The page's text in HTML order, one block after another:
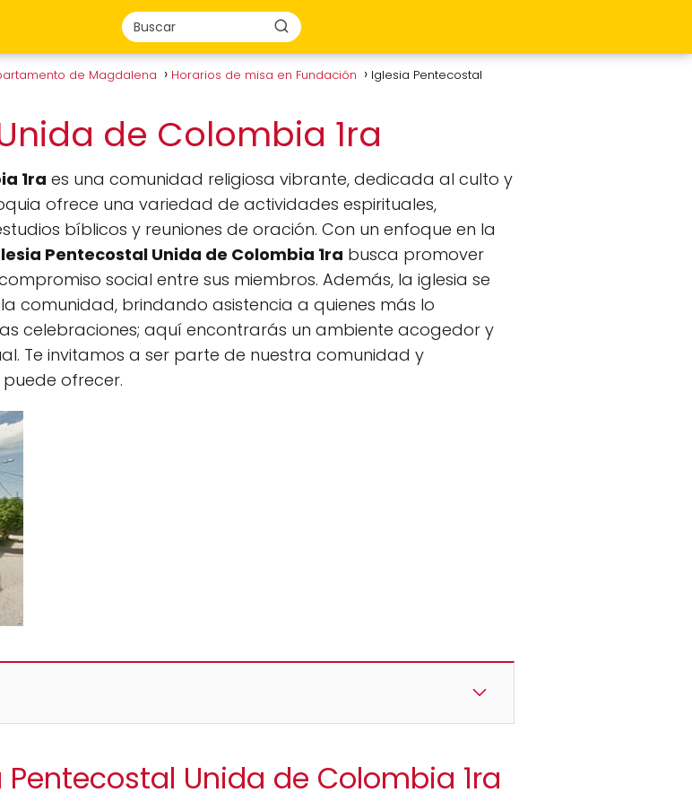
de Magdalena Horarios de misa en Fundación
Iglesia Pentecostal
de Colombia 1ra
1ra es una comunidad religiosa vibrante, dedicada al culto y
ofrece una variedad de actividades espirituales,
bíblicos y reuniones de oración. Con un enfoque en la
Pentecostal Unida de Colombia 1ra busca promover
social entre sus miembros. Además, la iglesia se
comunidad, brindando asistencia a quienes más lo
celebraciones; aquí encontrarás un ambiente acogedor y
Te invitamos a ser parte de nuestra comunidad y
ofrecer.
Unida de Colombia 1ra